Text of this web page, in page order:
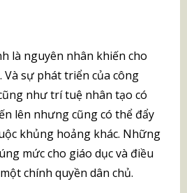
là nguyên nhân khiến cho
sự phát triển của công
như trí tuệ nhân tạo có
lên nhưng cũng có thể đẩy
khủng hoảng khác. Những
mức cho giáo dục và điều
chính quyền dân chủ.